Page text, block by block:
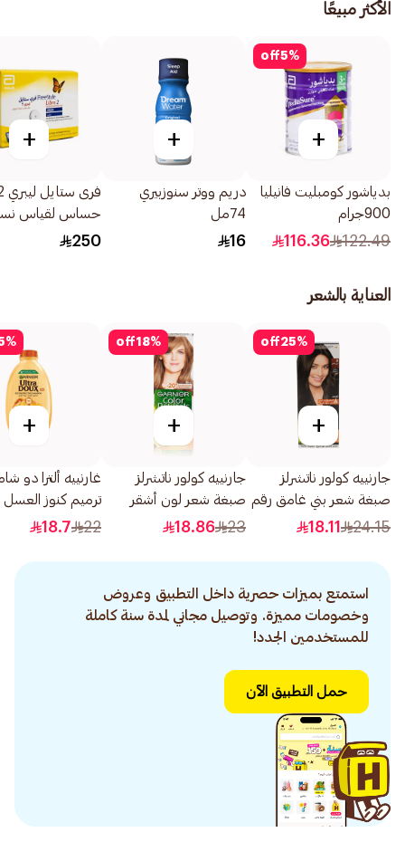
الأكثر مبيعًا
5%
off
+
بدياشور كومبليت فانيليا
900جرام
122.49
116.36
+
دريم ووتر سنوزبيري
74مل
16
+
حساس لقياس
السكر 1عبوة
250
العناية بالشعر
25%
off
+
جارنييه كولور ناتشرلز
صبغة شعر بني غامق رقم
3 1قطعة
24.15
18.11
18%
off
+
جارنييه كولور ناتشرلز
صبغة شعر لون أشقر
رمادي رقم 7.1 1قطعة
23
18.86
%
+
غارنييه ألترا دو
ترميم كنوز العسل
400مل
22
18.7
استمتع بميزات حصرية داخل التطبيق وعروض
وخصومات مميزة. وتوصيل مجاني لمدة سنة كاملة
للمستخدمين الجدد!
حمل التطبيق الآن